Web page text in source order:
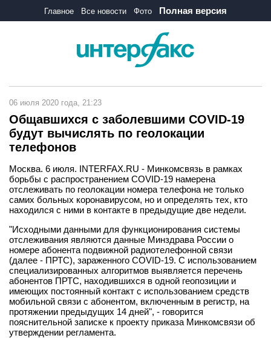
Главное Все новости Фото Полная версия
06 июля 2020 года, 21:23
Общавшихся с заболевшими COVID-19
будут вычислять по геолокации
телефонов
Москва. 6 июля. INTERFAX.RU - Минкомсвязь в рамках
борьбы с распространением COVID-19 намерена
отслеживать по геолокации номера телефона не только
самих больных коронавирусом, но и определять тех, кто
находился с ними в контакте в предыдущие две недели.
"Исходными данными для функционирования системы
отслеживания являются данные Минздрава России о
номере абонента подвижной радиотелефонной связи
(далее - ПРТС), зараженного COVID-19. С использованием
специализированных алгоритмов выявляется перечень
абонентов ПРТС, находившихся в одной геопозиции и
имеющих постоянный контакт с использованием средств
мобильной связи с абонентом, включенным в регистр, на
протяжении предыдущих 14 дней", - говорится
пояснительной записке к проекту приказа Минкомсвязи об
утверждении регламента.